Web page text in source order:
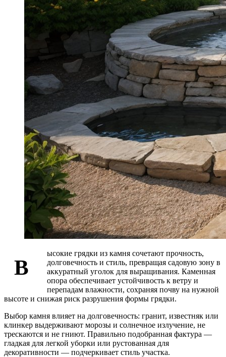
В
ысокие грядки из камня сочетают прочность,
долговечность и стиль, превращая садовую зону в
аккуратный уголок для выращивания. Каменная
опора обеспечивает устойчивость к ветру и
перепадам влажности, сохраняя почву на нужной
высоте и снижая риск разрушения формы грядки.
Выбор камня влияет на долговечность: гранит, известняк или
клинкер выдерживают морозы и солнечное излучение, не
трескаются и не гниют. Правильно подобранная фактура —
гладкая для легкой уборки или рустованная для
декоративности — подчеркивает стиль участка.